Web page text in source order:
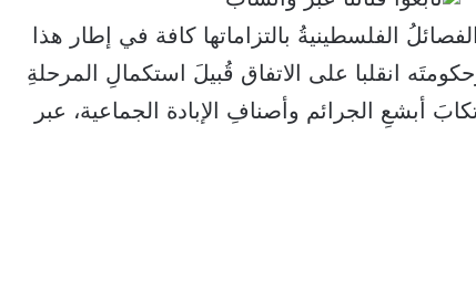
الفلسطينيةُ بالتزاماتها كافة في إطار هذا
انقلبا على الاتفاق قُبيلَ استكمالِ المرحلةِ
أبشعِ الجرائم وأصنافِ الإبادة الجماعية، عبر